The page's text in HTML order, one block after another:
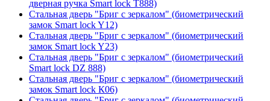
дверная ручка Smart lock T888)
Стальная дверь "Бриг с зеркалом" (биометрический
замок Smart lock Y12)
Стальная дверь "Бриг с зеркалом" (биометрический
замок Smart lock Y23)
Стальная дверь "Бриг с зеркалом" (биометрический
Smart lock DZ 888)
Стальная дверь "Бриг с зеркалом" (биометрический
замок Smart lock К06)